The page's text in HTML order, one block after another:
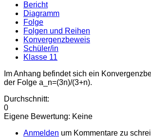
Bericht
Diagramm
Folge
Folgen und Reihen
Konvergenzbeweis
Schüler/in
Klasse 11
Im Anhang befindet sich ein
der Folge a_n=(3n)/(3+n).
Durchschnitt:
0
Eigene Bewertung: Keine
Anmelden um Kommentare zu